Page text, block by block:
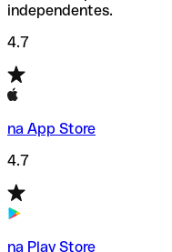
independentes.
4.7
na App Store
4.7
na Play Store